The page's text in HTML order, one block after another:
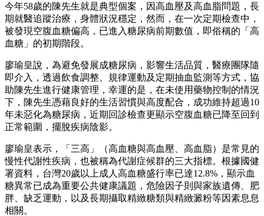
今年58歲的陳先生就是典型個案，因高血壓及高血脂問題，長
期就醫追蹤治療，身體狀況穩定，然而，在一次定期檢查中，
被發現空腹血糖偏高，已進入糖尿病前期數值，即俗稱的「高
血糖」的初期階段。
廖瑜皇說，為避免發展成糖尿病，影響生活品質，醫療團隊隨
即介入，透過飲食調整、規律運動及定期抽血監測等方式，協
助陳先生進行健康管理，幸運的是，在未使用藥物控制的情況
下，陳先生憑藉良好的生活習慣與高度配合，成功維持超過10
年未惡化為糖尿病，近期回診檢查更顯示空腹血糖已降至回到
正常範圍，擺脫疾病陰影。
廖瑜皇表示，「三高」（高血糖與高血壓、高血脂）是常見的
慢性代謝性疾病，也被稱為代謝症候群的三大指標。根據國健
署資料，台灣20歲以上成人高血糖盛行率已達12.8%，顯示血
糖異常已成為重要公共健康議題，危險因子則與家族遺傳、肥
胖、缺乏運動，以及長期攝取精緻糖類與精緻澱粉等因素息息
相關。